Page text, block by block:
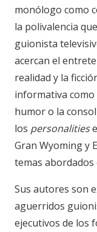
monólogo como
la polivalencia
guionista
acercan el
realidad y la
informativa
humor o la
los personalities
Gran Wyoming y
temas abordados
Sus autores son
aguerridos
ejecutivos de los